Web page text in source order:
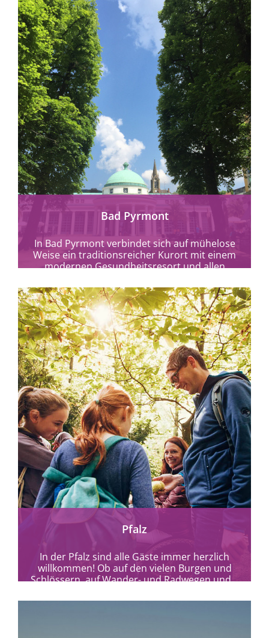
mehr erfahren
Bad Pyrmont
In Bad Pyrmont verbindet sich auf mühelose
Weise ein traditionsreicher Kurort mit einem
modernen Gesundheitsresort und allen
mehr erfahren
Pfalz
In der Pfalz sind alle Gäste immer herzlich
willkommen! Ob auf den vielen Burgen und
Schlössern, auf Wander- und Radwegen und...